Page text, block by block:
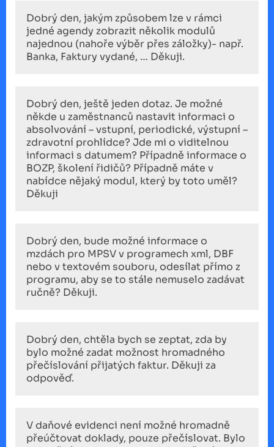
Dobrý den, jakým způsobem lze v rámci
jedné agendy zobrazit několik modulů
najednou (nahoře výběr přes záložky)- např.
Banka, Faktury vydané, … Děkuji.
Dobrý den, ještě jeden dotaz. Je možné
někde u zaměstnanců nastavit informaci o
absolvování – vstupní, periodické, výstupní –
zdravotní prohlídce? Jde mi o viditelnou
informaci s datumem? Případně informace o
BOZP, školení řidičů? Případně máte v
nabídce nějaký modul, který by toto uměl?
Děkuji
Dobrý den, bude možné informace o
mzdách pro MPSV v programech xml, DBF
nebo v textovém souboru, odesílat přímo z
programu, aby se to stále nemuselo zadávat
ručně? Děkuji.
Dobrý den, chtěla bych se zeptat, zda by
bylo možné zadat možnost hromadného
přečíslování přijatých faktur. Děkuji za
odpověď.
V daňové evidenci není možné hromadně
přeúčtovat doklady, pouze přečíslovat. Bylo